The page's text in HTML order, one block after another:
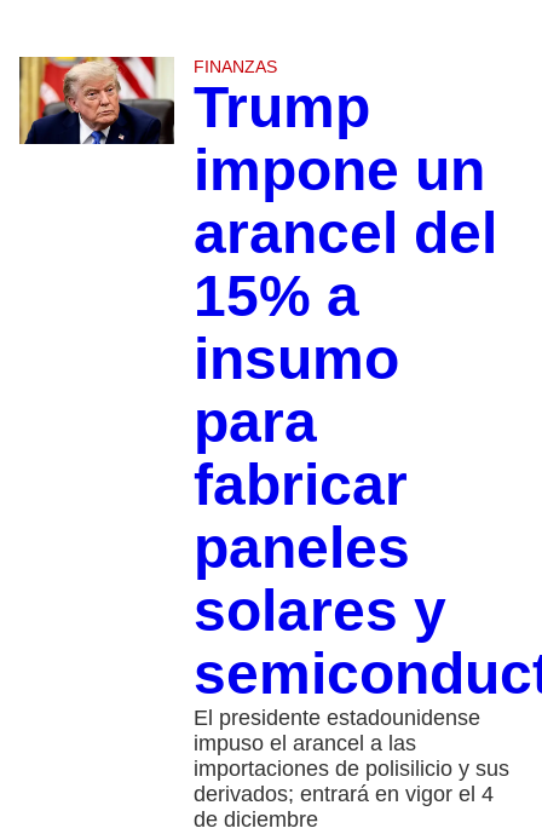
FINANZAS
Trump
impone un
arancel del
15% a
insumo
para
fabricar
paneles
solares y
El presidente estadounidense
impuso el arancel a las
importaciones de polisilicio y sus
derivados; entrará en vigor el 4
de diciembre